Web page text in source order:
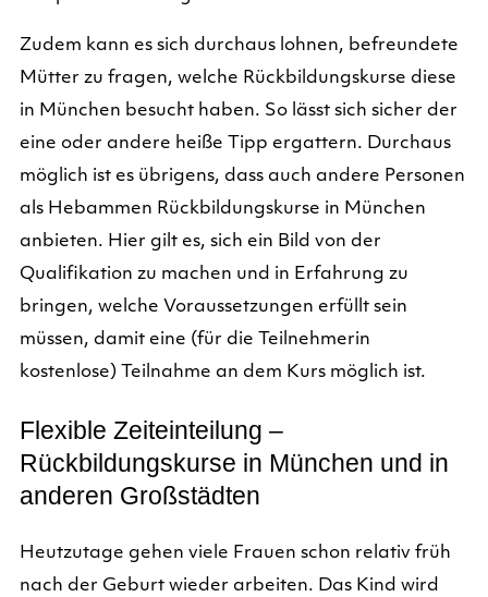
Zudem kann es sich durchaus lohnen, befreundete
Mütter zu fragen, welche Rückbildungskurse diese
in München besucht haben. So lässt sich sicher der
eine oder andere heiße Tipp ergattern. Durchaus
möglich ist es übrigens, dass auch andere Personen
als Hebammen Rückbildungskurse in München
anbieten. Hier gilt es, sich ein Bild von der
Qualifikation zu machen und in Erfahrung zu
bringen, welche Voraussetzungen erfüllt sein
müssen, damit eine (für die Teilnehmerin
kostenlose) Teilnahme an dem Kurs möglich ist.
Flexible Zeiteinteilung –
Rückbildungskurse in München und in
anderen Großstädten
Heutzutage gehen viele Frauen schon relativ früh
nach der Geburt wieder arbeiten. Das Kind wird